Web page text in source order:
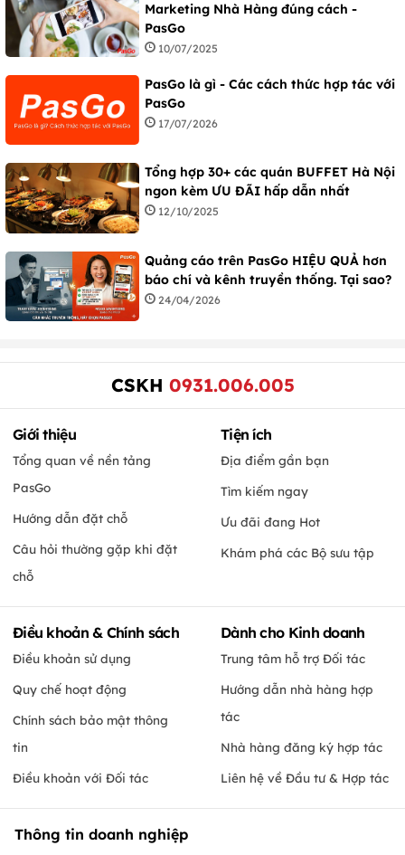
Marketing Nhà Hàng đúng cách -
PasGo
10/07/2025
PasGo là gì - Các cách thức hợp tác với
PasGo
17/07/2026
Tổng hợp 30+ các quán BUFFET Hà Nội
ngon kèm ƯU ĐÃI hấp dẫn nhất
12/10/2025
Quảng cáo trên PasGo HIỆU QUẢ hơn
báo chí và kênh truyền thống. Tại sao?
24/04/2026
CSKH 0931.006.005
Giới thiệu
Tổng quan về nền tảng
PasGo
Hướng dẫn đặt chỗ
Câu hỏi thường gặp khi đặt
chỗ
Tiện ích
Địa điểm gần bạn
Tìm kiếm ngay
Ưu đãi đang Hot
Khám phá các Bộ sưu tập
Điều khoản & Chính sách
Điều khoản sử dụng
Quy chế hoạt động
Chính sách bảo mật thông
tin
Điều khoản với Đối tác
Dành cho Kinh doanh
Trung tâm hỗ trợ Đối tác
Hướng dẫn nhà hàng hợp
tác
Nhà hàng đăng ký hợp tác
Liên hệ về Đầu tư & Hợp tác
Thông tin doanh nghiệp